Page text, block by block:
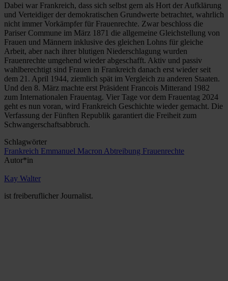
Dabei war Frankreich, dass sich selbst gern als Hort der Aufklärung
und Verteidiger der demokratischen Grundwerte betrachtet, wahrlich
nicht immer Vorkämpfer für Frauenrechte. Zwar beschloss die
Pariser Commune im März 1871 die allgemeine Gleichstellung von
Frauen und Männern inklusive des gleichen Lohns für gleiche
Arbeit, aber nach ihrer blutigen Niederschlagung wurden
Frauenrechte umgehend wieder abgeschafft. Aktiv und passiv
wahlberechtigt sind Frauen in Frankreich danach erst wieder seit
dem 21. April 1944, ziemlich spät im Vergleich zu anderen Staaten.
Und den 8. März machte erst Präsident Francois Mitterand 1982
zum Internationalen Frauentag. Vier Tage vor dem Frauentag 2024
geht es nun voran, wird Frankreich Geschichte wieder gemacht. Die
Verfassung der Fünften Republik garantiert die Freiheit zum
Schwangerschaftsabbruch.
Schlagwörter
Frankreich Emmanuel Macron Abtreibung Frauenrechte
Autor*in
Kay Walter
ist freiberuflicher Journalist.